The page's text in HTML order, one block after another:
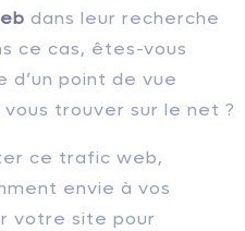
dans leur recherche
ce cas, êtes-vous
point de vue
trouver sur le net ?
ce trafic web,
envie à vos
votre site pour